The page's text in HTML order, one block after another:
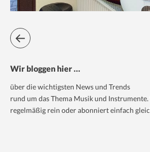
Wir bloggen hier …
über die wichtigsten News und Trends
rund um das Thema Musik und Instrumente.
regelmäßig rein oder abonniert einfach